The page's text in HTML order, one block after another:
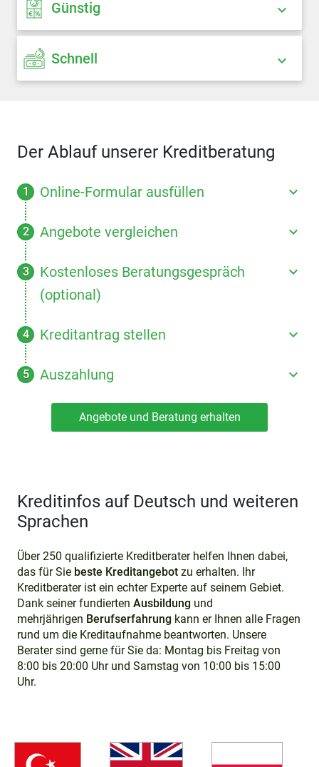
Günstig
Schnell
Der Ablauf unserer Kreditberatung
Online-Formular ausfüllen
Angebote vergleichen
Kostenloses Beratungsgespräch
(optional)
Kreditantrag stellen
Auszahlung
Angebote und Beratung erhalten
Kreditinfos auf Deutsch und weiteren
Sprachen
Über 250 qualifizierte Kreditberater helfen Ihnen dabei,
das für Sie beste Kreditangebot zu erhalten. Ihr
Kreditberater ist ein echter Experte auf seinem Gebiet.
Dank seiner fundierten Ausbildung und
mehrjährigen Berufserfahrung kann er Ihnen alle Fragen
rund um die Kreditaufnahme beantworten. Unsere
Berater sind gerne für Sie da: Montag bis Freitag von
8:00 bis 20:00 Uhr und Samstag von 10:00 bis 15:00
Uhr.